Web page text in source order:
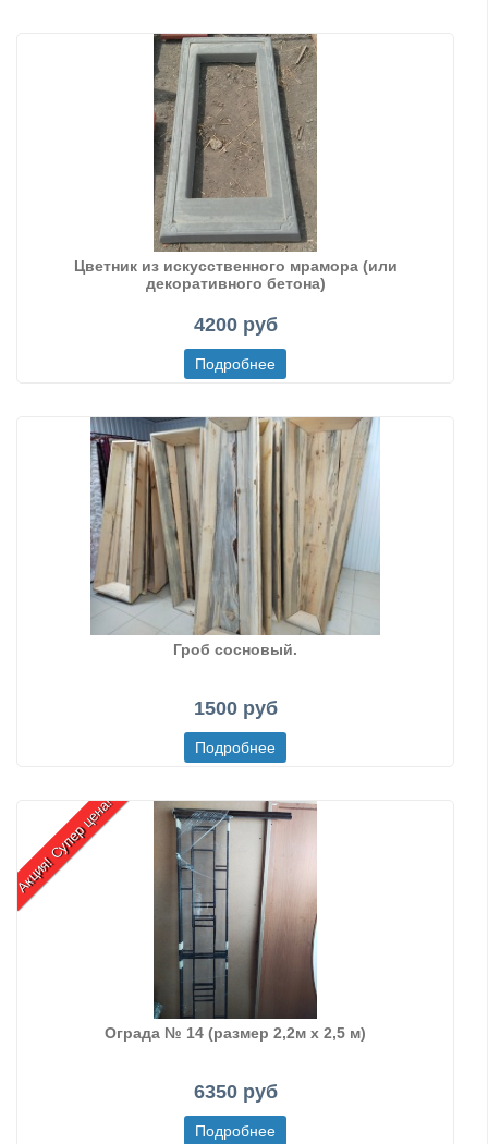
Цветник из искусственного мрамора (или
декоративного бетона)
4200 руб
Гроб сосновый.
1500 руб
Акция! Супер цена!
Ограда № 14 (размер 2,2м х 2,5 м)
6350 руб